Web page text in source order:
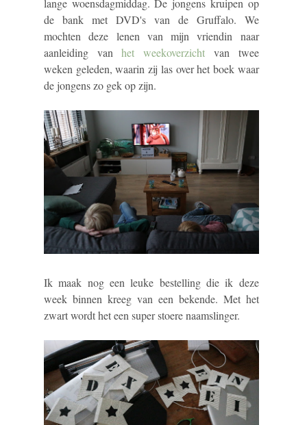
lange woensdagmiddag. De jongens kruipen op
de bank met DVD's van de Gruffalo. We
mochten deze lenen van mijn vriendin naar
aanleiding vanhet weekoverzicht van twee
weken geleden, waarin zij las over het boek waar
de jongens zo gek op zijn.
Ik maak nog een leuke bestelling die ik deze
week binnen kreeg van een bekende. Met het
zwart wordt het een super stoere naamslinger.